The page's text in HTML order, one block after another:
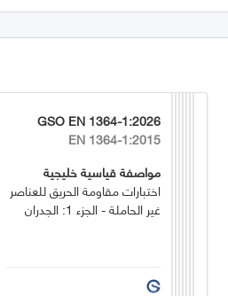
GSO EN 1364-1:2026
EN 1364-1:2015
مواصفة قياسية خليجية
اختبارات مقاومة الحريق للعناصر
غير الحاملة - الجزء 1: الجدران